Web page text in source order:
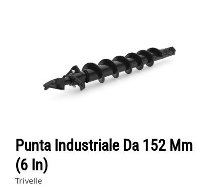
Punta Industriale Da 152 Mm
(6 In)
Trivelle